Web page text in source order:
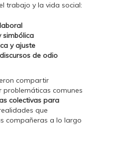
trabajo y la vida social:
simbólica
y ajuste
de odio
compartir
problemáticas comunes
colectivas para
que
compañeras a lo largo